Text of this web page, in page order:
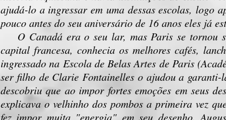
ajudá-lo a ingressar em uma dessas escolas, logo
pouco antes do seu aniversário de 16 anos eles já
O Canadá era o seu lar, mas Paris se tornou
capital francesa, conhecia os melhores cafés,
ingressado na Escola de Belas Artes de Paris
ser filho de Clarie Fontainelles o ajudou a
descobriu que ao impor fortes emoções em seus
explicava o velhinho dos pombos a primeira vez
fez impor muita "energia" em seu desenho.